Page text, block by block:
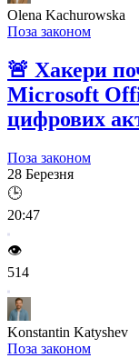
Olena Kachurowska
Поза законом
🚨 Хакери
Microsoft
цифрових
Поза законом
28 Березня
🕒
20:47
👁️
514
Konstantin Katyshev
Поза законом